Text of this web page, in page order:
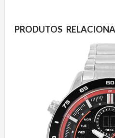
PRODUTOS